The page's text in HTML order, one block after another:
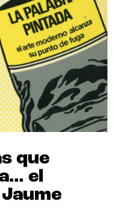
que
el